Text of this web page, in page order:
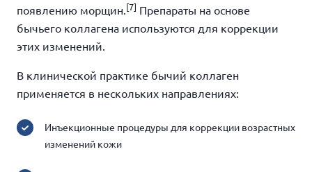
появлению морщин. [7] Препараты на основе
бычьего коллагена используются для коррекции
этих изменений.
В клинической практике бычий коллаген
применяется в нескольких направлениях:
Инъекционные процедуры для коррекции возрастных
изменений кожи